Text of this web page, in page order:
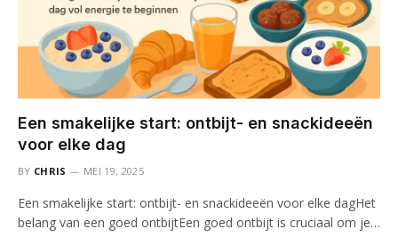
Een smakelijke start: ontbijt- en snackideeën
voor elke dag
BY CHRIS MEI 19, 2025
Een smakelijke start: ontbijt- en snackideeën voor elke dagHet
belang van een goed ontbijtEen goed ontbijt is cruciaal om je…